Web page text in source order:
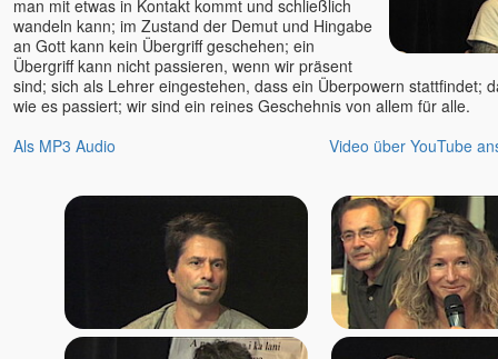
man mit etwas in Kontakt kommt und schließlich
wandeln kann; im Zustand der Demut und Hingabe
an Gott kann kein Übergriff geschehen; ein
Übergriff kann nicht passieren, wenn wir präsent
sind; sich als Lehrer eingestehen, dass ein Überpowern stattfindet;
wie es passiert; wir sind ein reines Geschehnis von allem für alle.
Als MP3 Audio
Video über YouTube